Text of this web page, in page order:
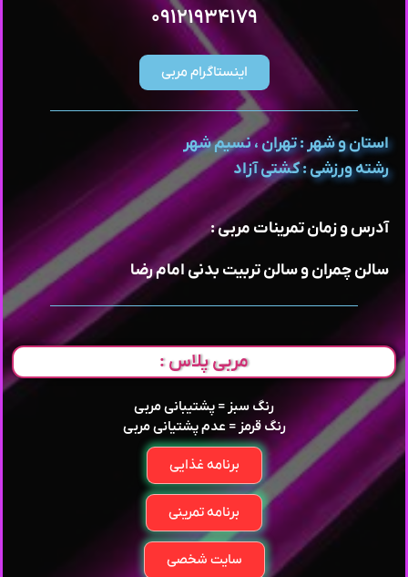
۰۹۱۲۱۹۳۴۱۷۹
اینستاگرام مربی
استان و شهر : تهران ، نسیم شهر
رشته ورزشی : کشتی آزاد
آدرس و زمان تمرینات مربی :
سالن چمران و سالن تربیت بدنی امام رضا
مربی پلاس :
رنگ سبز = پشتیبانی مربی
رنگ قرمز = عدم پشتیانی مربی
برنامه غذایی
برنامه تمرینی
سایت شخصی